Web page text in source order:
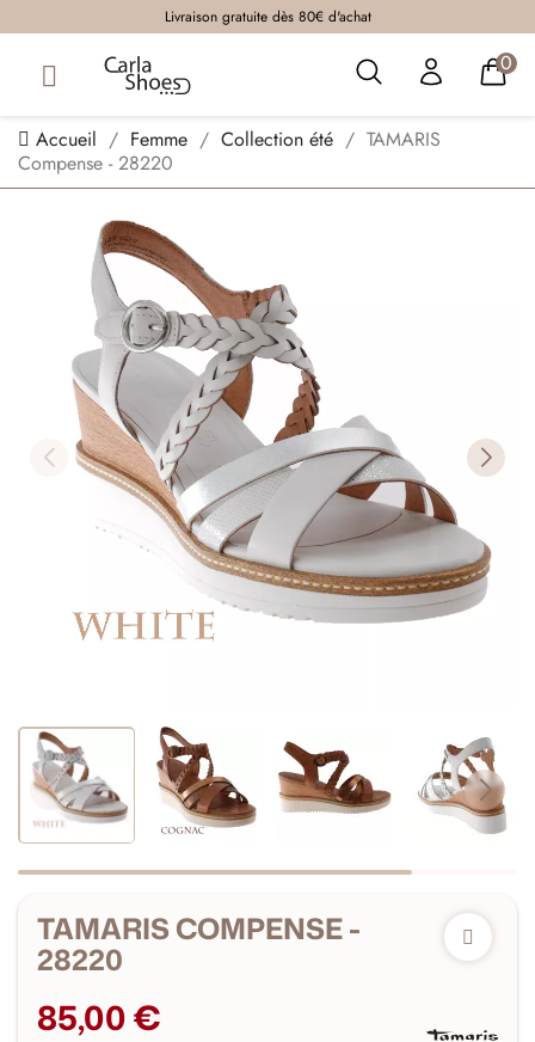
Livraison gratuite dès 80€ d'achat
0
Accueil Femme Collection été
TAMARIS
Compense - 28220
TAMARIS COMPENSE -
28220
85,00 €